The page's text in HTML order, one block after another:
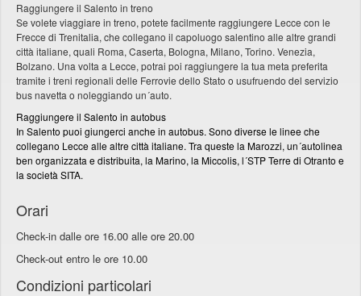
Raggiungere il Salento in treno
Se volete viaggiare in treno, potete facilmente raggiungere Lecce con le
Frecce di Trenitalia, che collegano il capoluogo salentino alle altre grandi
città italiane, quali Roma, Caserta, Bologna, Milano, Torino. Venezia,
Bolzano. Una volta a Lecce, potrai poi raggiungere la tua meta preferita
tramite i treni regionali delle Ferrovie dello Stato o usufruendo del servizio
bus navetta o noleggiando un´auto.
Raggiungere il Salento in autobus
In Salento puoi giungerci anche in autobus. Sono diverse le linee che
collegano Lecce alle altre città italiane. Tra queste la Marozzi, un´autolinea
ben organizzata e distribuita, la Marino, la Miccolis, l´STP Terre di Otranto e
la società SITA.
Orari
Check-in dalle ore 16.00 alle ore 20.00
Check-out entro le ore 10.00
Condizioni particolari